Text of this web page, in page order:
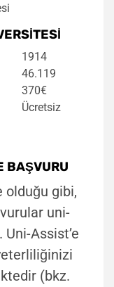
1914
46.119
370€
Ücretsiz
BAŞVURU
olduğu gibi,
uni-
Uni-Assist’e
(bkz.